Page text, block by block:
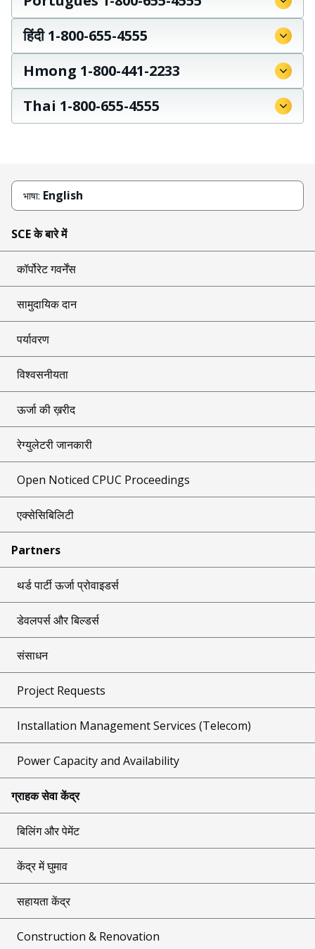
हिंदी 1-800-655-4555
Hmong 1-800-441-2233
Thai 1-800-655-4555
भाषा: English
SCE के बारे में
कॉर्पोरेट गवर्नेंस
सामुदायिक दान
पर्यावरण
विश्वसनीयता
ऊर्जा की ख़रीद
रेग्युलेटरी जानकारी
Open Noticed CPUC Proceedings
एक्सेसिबिलिटी
Partners
थर्ड पार्टी ऊर्जा प्रोवाइडर्स
डेवलपर्स और बिल्डर्स
संसाधन
Project Requests
Installation Management Services (Telecom)
Power Capacity and Availability
ग्राहक सेवा केंद्र
बिलिंग और पेमेंट
केंद्र में घुमाव
सहायता केंद्र
Construction & Renovation